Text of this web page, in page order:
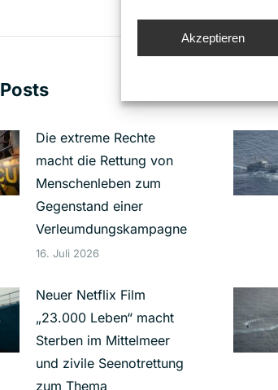
Akzeptieren
Die extreme Rechte
macht die Rettung von
Menschenleben zum
Gegenstand einer
Verleumdungskampagne
16. Juli 2026
Neuer Netflix Film
„23.000 Leben“ macht
Sterben im Mittelmeer
und zivile Seenotrettung
zum Thema